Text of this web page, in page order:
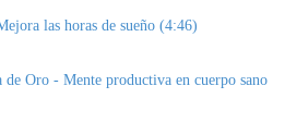
las horas de sueño (4:46)
de Oro - Mente productiva en cuerpo sano